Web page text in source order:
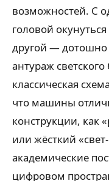
возможностей. С
головой
другой — дотошно
антураж
классическая
что машины
конструкции, как
или жёсткий
академические
цифровом